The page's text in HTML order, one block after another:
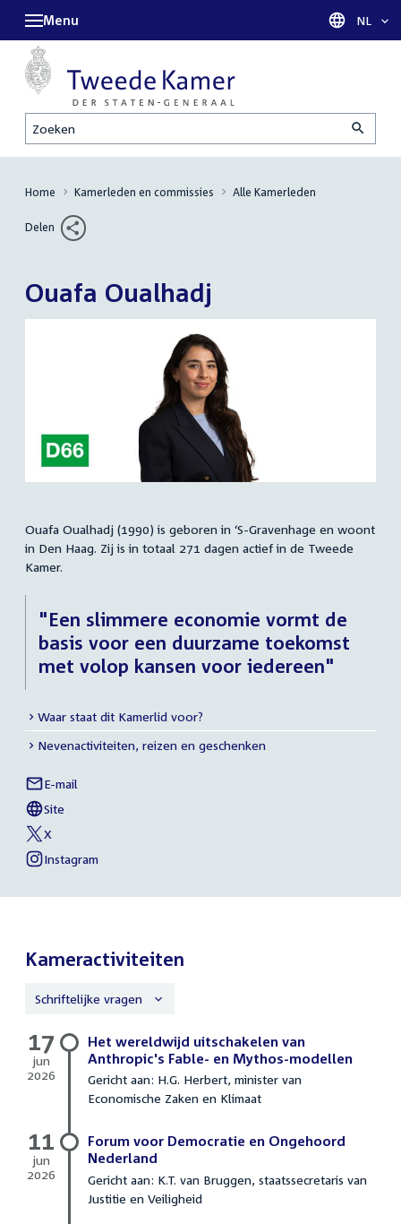
Zoeken
Menu Taal
NL
Home Kamerleden en commissies Alle Kamerleden
Delen
Ouafa Oualhadj
Samenvatting
Ouafa Oualhadj (1990) is geboren in ‘S-Gravenhage en woont
in Den Haag. Zij is in totaal 271 dagen actief in de Tweede
Kamer.
"Een slimmere economie vormt de
basis voor een duurzame toekomst
met volop kansen voor iedereen"
Meer
info
Waar staat dit Kamerlid voor?
Nevenactiviteiten, reizen en geschenken
Links
naar
sociale
media
E-mail
Ouafa
Oualhadj
External
link:
Site
van
Ouafa
Oualhadj
External
link:
X
van
Ouafa
Oualhadj
External
Instagram
van
Oualhadj
Kameractiviteiten
Schriftelijke vragen
Schriftelijke
vragen
Het wereldwijd uitschakelen van
Anthropic's Fable- en Mythos-modellen
Gericht aan: H.G. Herbert, minister van
Economische Zaken en Klimaat
17
jun
2026
Forum voor Democratie en Ongehoord
Nederland
Gericht aan: K.T. van Bruggen, staatssecretaris van
Justitie en Veiligheid
11
jun
2026